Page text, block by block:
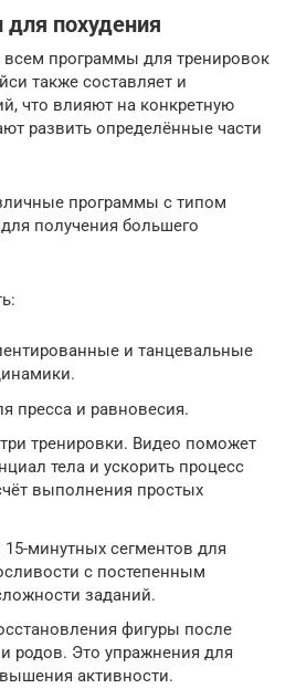
похудения
программы для тренировок
также составляет и
что влияют на конкретную
развить определённые части
программы с типом
получения большего
и танцевальные
пресса и равновесия.
тренировки. Видео поможет
тела и ускорить процесс
выполнения простых
минутных сегментов для
с постепенным
заданий.
фигуры после
родов. Это упражнения для
активности.